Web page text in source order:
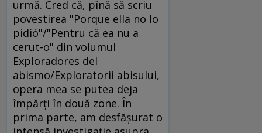
urmă. Cred că, pînă să scriu
povestirea "Porque ella no lo
pidió"/"Pentru că ea nu a
cerut-o" din volumul
Exploradores del
abismo/Exploratorii abisului,
opera mea se putea deja
împărţi în două zone. În
prima parte, am desfăşurat o